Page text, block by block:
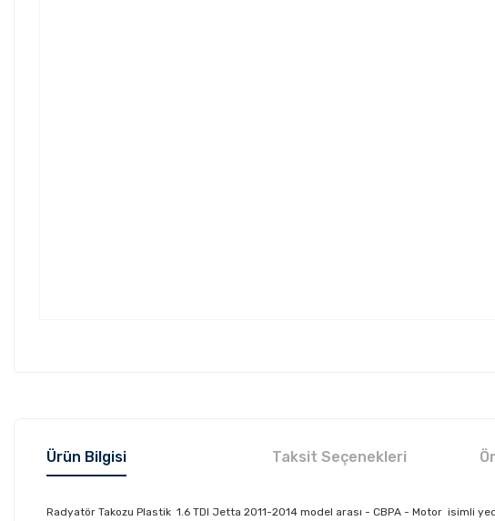
Ürün Bilgisi Taksit Seçenekleri
Radyatör Takozu Plastik 1.6 TDI Jetta 2011-2014 model arası - CBPA - Motor isimli